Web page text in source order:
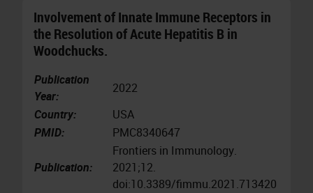
Involvement of Innate Immune Receptors in
the Resolution of Acute Hepatitis B in
Woodchucks.
Publication
Year:
2022
Country:
USA
PMID:
PMC8340647
Publication:
Frontiers in Immunology.
2021;12.
doi:10.3389/fimmu.2021.713420